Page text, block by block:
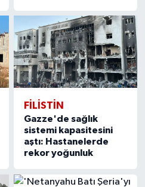
FILISTIN
Gazze'de sağlık
sistemi kapasitesini
aştı: Hastanelerde
rekor yoğunluk